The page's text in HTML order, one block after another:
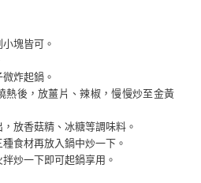
塊皆可。
炸起鍋。
熱後，放薑片、辣椒，慢慢炒至金黃
放香菇精、冰糖等調味料。
食材再放入鍋中炒一下。
炒一下即可起鍋享用。